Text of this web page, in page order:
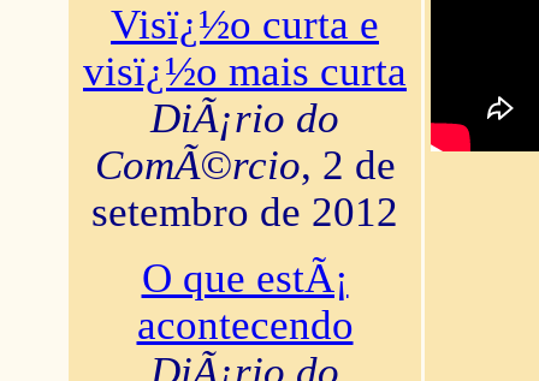
Visï¿½o curta e
visï¿½o mais curta
DiÃ¡rio do
ComÃ©rcio, 2 de
setembro de 2012
O que estÃ¡
acontecendo
DiÃ¡rio do